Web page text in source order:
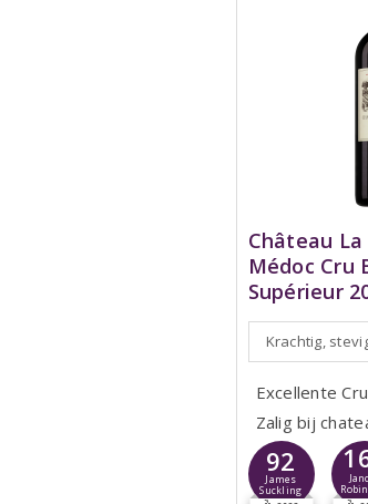
Château
Médoc Cru
Supérieur
Krachtig,
Excellente
Zalig bij
92
James
Suckling